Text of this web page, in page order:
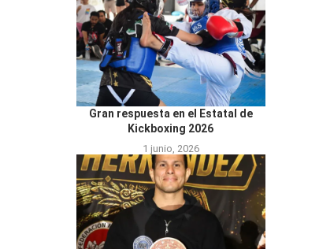
Gran respuesta en el Estatal de
Kickboxing 2026
1 junio, 2026